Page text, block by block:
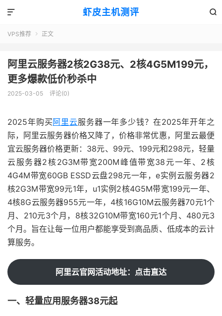
虾皮主机测评 

VPS推荐  正文
阿里云服务器2核2G38元、2核4G5M199元，
更多爆款低价秒杀中
2025-03-05 评论(0)
2025年购买阿里云服务器一年多少钱？在2025年开年之
际，阿里云服务器价格又降了，价格非常优惠，阿里云最便
宜云服务器价格更新：38元、99元、199元和298元，轻量
云服务器2核2G3M带宽200M峰值带宽38元一年、2核
4G4M带宽60GB ESSD云盘298元一年，e实例云服务器2
核2G3M带宽99元1年，u1实例2核4G5M带宽199元一年、
4核8G云服务器955元一年，4核16G10M云服务器70元1个
月、210元3个月，8核32G10M带宽160元1个月、480元3
个月。旨在让每一位用户都能享受到高品质、低成本的云计
算服务。
阿里云官网活动地址：点击直达
一、轻量应用服务器38元起